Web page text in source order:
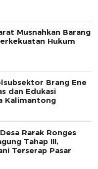
Musnahkan Barang
Hukum
Brang Ene
dan Edukasi
Kalimantong
Rarak Ronges
Tahap III,
Terserap Pasar